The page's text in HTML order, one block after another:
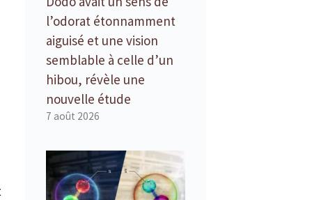
l’odorat étonnamment
aiguisé et une vision
semblable à celle d’un
hibou, révèle une
nouvelle étude
7 août 2026